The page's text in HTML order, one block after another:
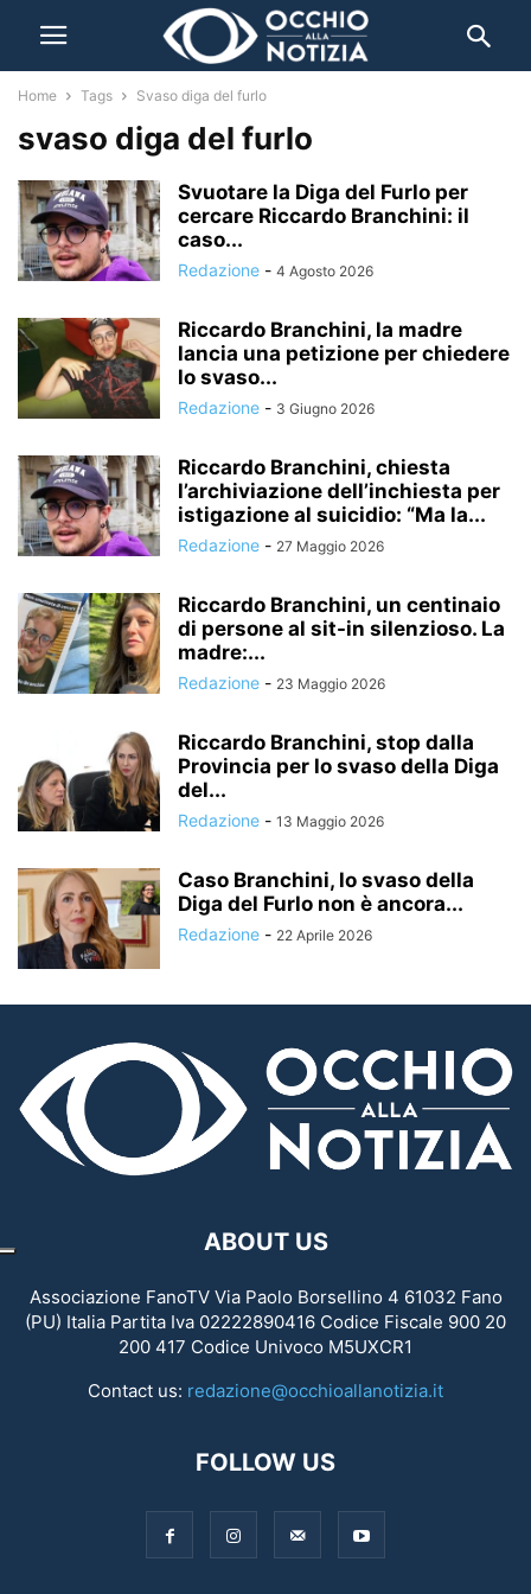
Home Tags Svaso diga del furlo
svaso diga del furlo
Svuotare la Diga del Furlo per
cercare Riccardo Branchini: il
caso...
Redazione - 4 Agosto 2026
Riccardo Branchini, la madre
lancia una petizione per chiedere
lo svaso...
Redazione - 3 Giugno 2026
Riccardo Branchini, chiesta
l’archiviazione dell’inchiesta per
istigazione al suicidio: “Ma la...
Redazione - 27 Maggio 2026
Riccardo Branchini, un centinaio
di persone al sit-in silenzioso. La
madre:...
Redazione - 23 Maggio 2026
Riccardo Branchini, stop dalla
Provincia per lo svaso della Diga
del...
Redazione - 13 Maggio 2026
Caso Branchini, lo svaso della
Diga del Furlo non è ancora...
Redazione - 22 Aprile 2026
ABOUT US
Associazione FanoTV Via Paolo Borsellino 4 61032 Fano
(PU) Italia Partita Iva 02222890416 Codice Fiscale 900 20
200 417 Codice Univoco M5UXCR1
Contact us: redazione@occhioallanotizia.it
FOLLOW US